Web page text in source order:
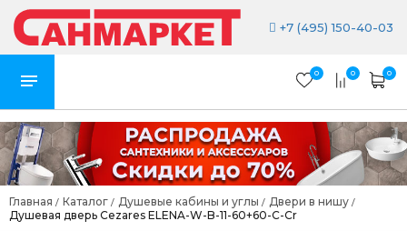
+7 (495) 150-40-03
0 0 0
Главная / Каталог / Душевые кабины и углы / Двери в нишу /
Душевая дверь Cezares ELENA-W-B-11-60+60-C-Cr